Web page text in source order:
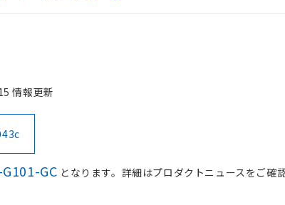
情報更新
GC となります。詳細はプロダクトニュースをご確